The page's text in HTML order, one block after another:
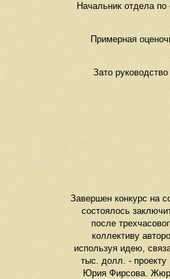
Начальник отдела
Примерная
Зато
Завершен конкурс на
состоялось
после
коллективу
используя идею,
тыс. долл. -
Юрия Фирсова.